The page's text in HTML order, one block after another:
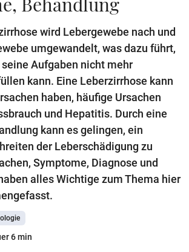
wird Lebergewebe nach und
umgewandelt, was dazu führt,
seine Aufgaben nicht mehr
kann. Eine Leberzirrhose kann
haben, häufige Ursachen
und Hepatitis. Durch eine
kann es gelingen, ein
der Leberschädigung zu
Symptome, Diagnose und
alles Wichtige zum Thema hier
6 min